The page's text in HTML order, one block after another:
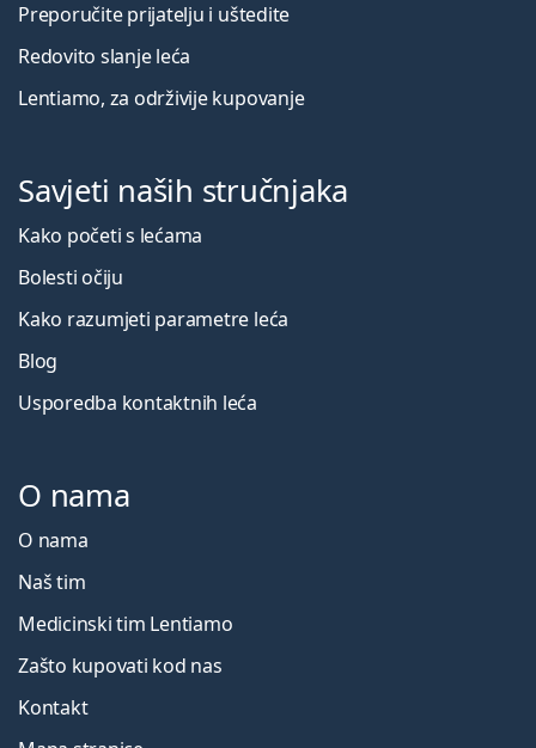
Preporučite prijatelju i uštedite
Redovito slanje leća
Lentiamo, za održivije kupovanje
Savjeti naših stručnjaka
Kako početi s lećama
Bolesti očiju
Kako razumjeti parametre leća
Blog
Usporedba kontaktnih leća
O nama
O nama
Naš tim
Medicinski tim Lentiamo
Zašto kupovati kod nas
Kontakt